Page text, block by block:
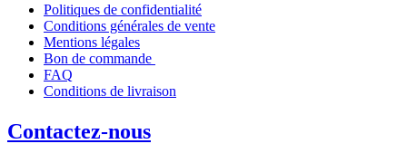
Politiques de confidentialité
Conditions générales de vente
Mentions légales
Bon de commande
FAQ
Conditions de livraison
Contactez-nous